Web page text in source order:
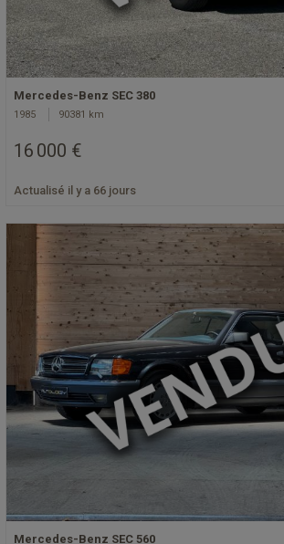
Mercedes-Benz SEC 380
1985 90381 km
16 000 €
Actualisé il y a 66 jours
Mercedes-Benz SEC 560